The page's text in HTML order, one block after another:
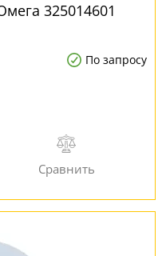
325014601
По запросу